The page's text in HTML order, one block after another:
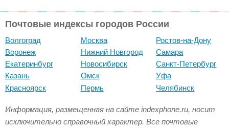
Почтовые индексы городов России
Волгоград
Воронеж
Екатеринбург
Казань
Красноярск
Москва
Нижний Новгород
Новосибирск
Омск
Пермь
Ростов-на-Дону
Самара
Санкт-Петербург
Уфа
Челябинск
Информация, размещенная на сайте indexphone.ru, носит
исключительно справочный характер. Все почтовые